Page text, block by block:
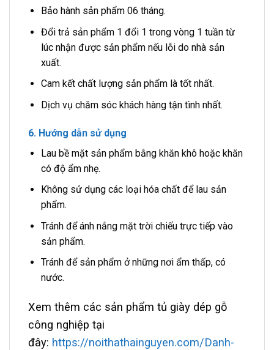
Bảo hành sản phẩm 06 tháng.
Đổi trả sản phẩm 1 đổi 1 trong vòng 1 tuần từ
lúc nhận được sản phẩm nếu lỗi do nhà sản
xuất.
Cam kết chất lượng sản phẩm là tốt nhất.
Dịch vụ chăm sóc khách hàng tận tình nhất.
6. Hướng dẫn sử dụng
Lau bề mặt sản phẩm bằng khăn khô hoặc khăn
có độ ẩm nhẹ.
Không sử dụng các loại hóa chất để lau sản
phẩm.
Tránh để ánh nắng mặt trời chiếu trực tiếp vào
sản phẩm.
Tránh để sản phẩm ở những nơi ẩm thấp, có
nước.
Xem thêm các sản phẩm tủ giày dép gỗ
công nghiệp tại
đây: https://noithathainguyen.com/Danh-